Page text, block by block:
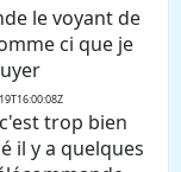
le voyant de
ci que je
trop bien
il y a quelques